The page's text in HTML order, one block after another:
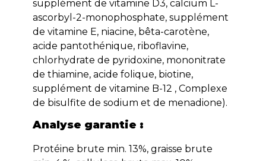
supplément de vitamine D3, calcium L-
ascorbyl-2-monophosphate, supplément
de vitamine E, niacine, bêta-carotène,
acide pantothénique, riboflavine,
chlorhydrate de pyridoxine, mononitrate
de thiamine, acide folique, biotine,
supplément de vitamine B-12 , Complexe
de bisulfite de sodium et de menadione).
Analyse garantie :
Protéine brute min. 13%, graisse brute